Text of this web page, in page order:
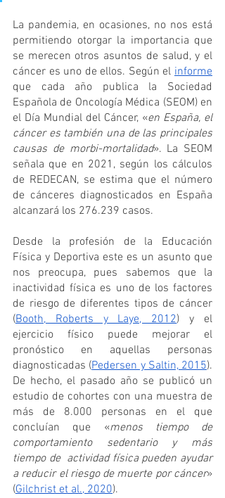
La pandemia, en ocasiones, no nos está
permitiendo otorgar la importancia que
se merecen otros asuntos de salud, y el
cáncer es uno de ellos. Según el informe
que cada año publica la Sociedad
Española de Oncología Médica (SEOM) en
el Día Mundial del Cáncer, «en España, el
cáncer es también una de las principales
causas de morbi-mortalidad». La SEOM
señala que en 2021, según los cálculos
de REDECAN, se estima que el número
de cánceres diagnosticados en España
alcanzará los 276.239 casos.
Desde la profesión de la Educación
Física y Deportiva este es un asunto que
nos preocupa, pues sabemos que la
inactividad física es uno de los factores
de riesgo de diferentes tipos de cáncer
(Booth, Roberts y Laye, 2012) y el
ejercicio físico puede mejorar el
pronóstico en aquellas personas
diagnosticadas (Pedersen y Saltin, 2015).
De hecho, el pasado año se publicó un
estudio de cohortes con una muestra de
más de 8.000 personas en el que
concluían que «menos tiempo de
comportamiento sedentario y más
tiempo de  actividad física pueden ayudar
a reducir el riesgo de muerte por cáncer»
(Gilchrist et al., 2020).